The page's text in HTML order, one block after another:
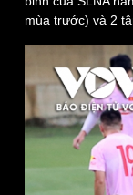
Bất động sản
mùa trước) và 2